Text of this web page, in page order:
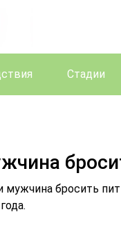
Стадии
мужчина бросить